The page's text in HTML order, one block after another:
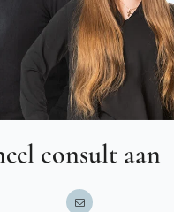
consult aan